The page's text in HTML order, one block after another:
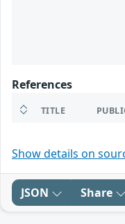
References
TITLE
Show details on
JSON Share